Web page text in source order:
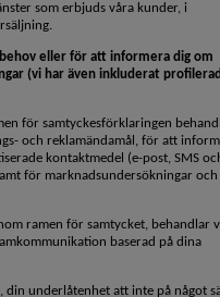
som erbjuds våra kunder, i
eller för att informera dig om
(vi har även inkluderat
för samtyckesförklaringen
och reklamändamål, för att
kontaktmedel (e-post, SMS
för marknadsundersökningar och
ramen för samtycket, behandlar
baserad på dina
din underlåtenhet att inte på något